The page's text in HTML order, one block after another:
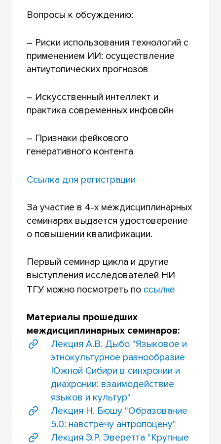
Вопросы к обсуждению:
– Риски использования технологий с
применением ИИ: осуществление
антиутопических прогнозов
– Искусственный интеллект и
практика современных инфовойн
– Признаки фейкового
генеративного контента
Ссылка для регистрации
За участие в 4-х междисциплинарных
семинарах выдается удостоверение
о повышении квалификации.
Первый семинар цикла и другие
выступления исследователей НИ
ТГУ можно посмотреть поссылке
Материалы прошедших
междисциплинарных семинаров:
Лекция А.В. Дыбо "Языковое и
этнокультурное разнообразие
Южной Сибири в синхронии и
диахронии: взаимодействие
языков и культур"
Лекция Н. Бюшу "Образование
5.0: навстречу антропоцену"
Лекция Э.Р. Эверетта "Крупные